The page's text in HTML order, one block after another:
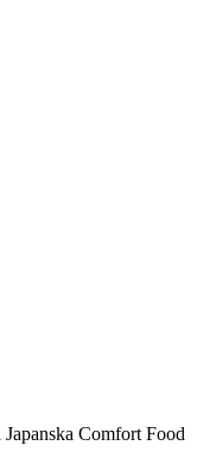
Comfort Food